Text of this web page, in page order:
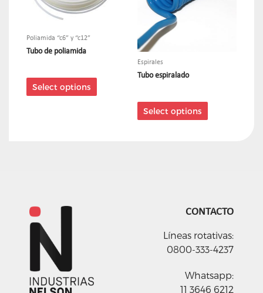
Poliamida “c6” y “c12”
Tubo de poliamida
Select options
Espirales
Tubo espiralado
Select options
CONTACTO
Líneas rotativas:
0800-333-4237
Whatsapp:
11 3646 6212